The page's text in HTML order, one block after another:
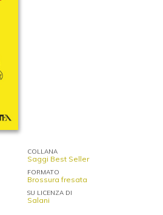
COLLANA
Saggi Best Seller
FORMATO
Brossura fresata
SU LICENZA DI
Salani